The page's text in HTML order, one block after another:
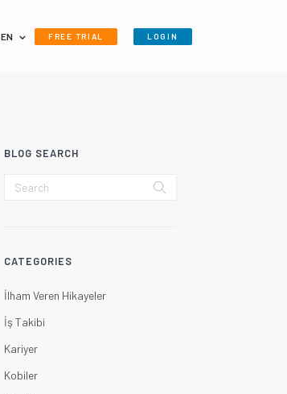
EN FREE TRIAL LOGIN
BLOG SEARCH
CATEGORIES
İlham Veren Hikayeler
İş Takibi
Kariyer
Kobiler